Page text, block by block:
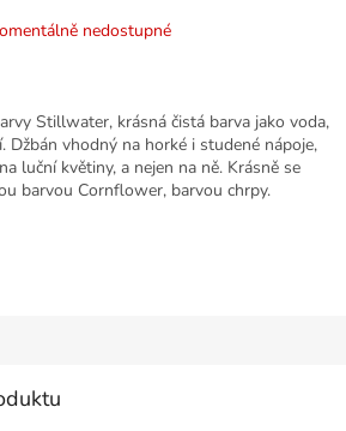
nedostupné
Stillwater, krásná čistá barva jako voda,
Džbán vhodný na horké i studené nápoje,
luční květiny, a nejen na ně. Krásně se
barvou Cornflower, barvou chrpy.